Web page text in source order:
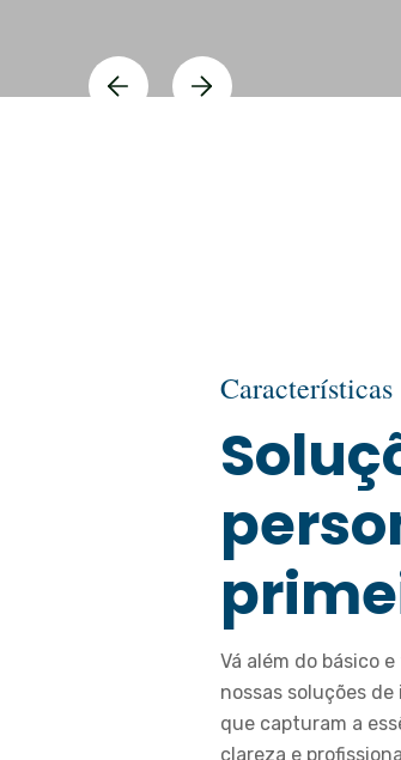
Características
Vá além do básico
nossas soluções
que capturam a
clareza e